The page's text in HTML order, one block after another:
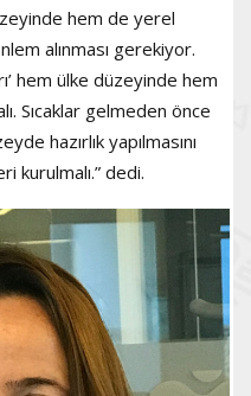
hem de yerel
alınması gerekiyor.
hem ülke düzeyinde hem
Sıcaklar gelmeden önce
hazırlık yapılmasını
kurulmalı.” dedi.